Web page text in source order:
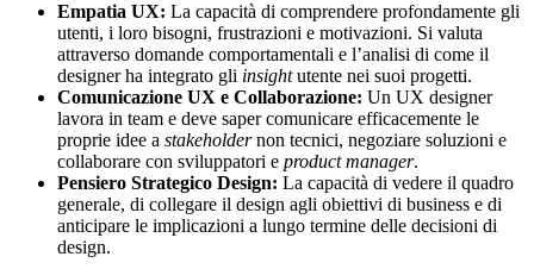
Empatia UX: La capacità di comprendere profondamente gli
utenti, i loro bisogni, frustrazioni e motivazioni. Si valuta
attraverso domande comportamentali e l’analisi di come il
designer ha integrato gli insightutente nei suoi progetti.
Comunicazione UX e Collaborazione: Un UX designer
lavora in team e deve saper comunicare efficacemente le
proprie idee a stakeholdernon tecnici, negoziare soluzioni e
collaborare con sviluppatori e product manager.
Pensiero Strategico Design: La capacità di vedere il quadro
generale, di collegare il design agli obiettivi di business e di
anticipare le implicazioni a lungo termine delle decisioni di
design.